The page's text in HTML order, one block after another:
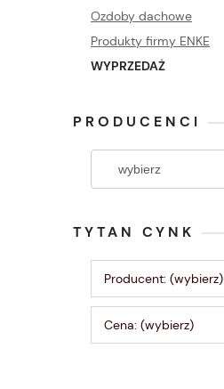
Ozdoby dachowe
Produkty firmy ENKE
WYPRZEDAŻ
PRODUCENCI
TYTAN CYNK
Producent: (wybierz)
Cena: (wybierz)